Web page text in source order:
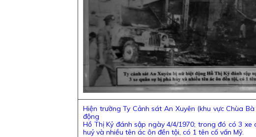
Hiện trường Ty Cảnh sát An Xuyên (khu vực Chùa
động
Hồ Thị Kỷ đánh sập ngày 4/4/1970; trong đó có 3 xe
huỷ và nhiều tên ác ôn đền tội, có 1 tên cố vấn Mỹ.